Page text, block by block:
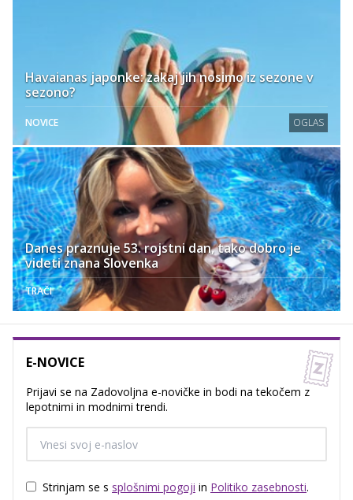
Havaianas japonke: zakaj jih nosimo iz sezone v
sezono?
NOVICE OGLAS
Danes praznuje 53. rojstni dan, tako dobro je
videti znana Slovenka
TRAČI
E-NOVICE
Prijavi se na Zadovoljna e-novičke in bodi na tekočem z
lepotnimi in modnimi trendi.
Strinjam se s splošnimi pogoji in Politiko zasebnosti.